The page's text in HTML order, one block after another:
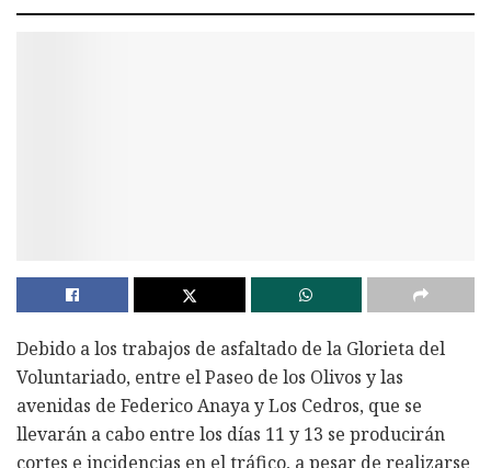
Debido a los trabajos de asfaltado de la Glorieta del
Voluntariado, entre el Paseo de los Olivos y las
avenidas de Federico Anaya y Los Cedros, que se
llevarán a cabo entre los días 11 y 13 se producirán
cortes e incidencias en el tráfico, a pesar de realizarse